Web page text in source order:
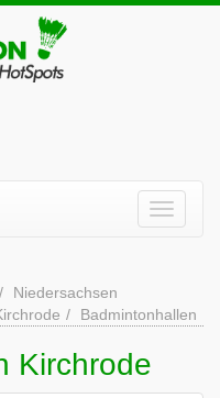
Niedersachsen
Badmintonhallen
Kirchrode